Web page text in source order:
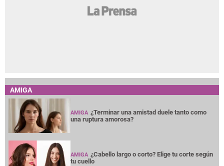
AMIGA
AMIGA ¿Terminar una amistad duele tanto como
una ruptura amorosa?
AMIGA ¿Cabello largo o corto? Elige tu corte según
tu cuello